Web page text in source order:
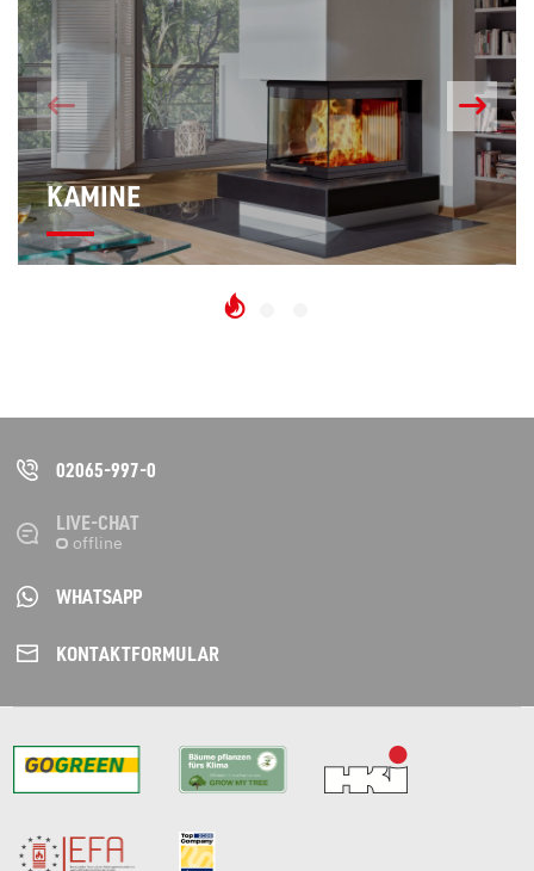
KAMINE
02065-997-0
LIVE-CHAT
WHATSAPP
KONTAKT­FORMULAR